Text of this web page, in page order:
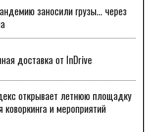
заносили грузы… через
доставка от InDrive
открывает летнюю площадку
коворкинга и мероприятий